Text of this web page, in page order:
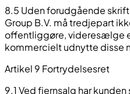
8.5 Uden forudgående
Group B.V. må tredjepart
offentliggøre, videresælge
kommercielt udnytte disse
Artikel 9 Fortrydelsesret
9.1 Ved fjernsalg har